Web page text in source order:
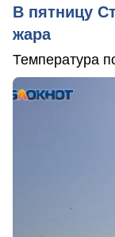
В пятницу
жара
Температура